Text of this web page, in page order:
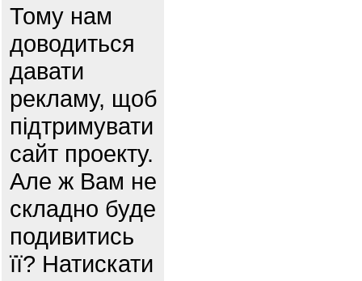
Тому нам
доводиться
давати
рекламу, щоб
підтримувати
сайт проекту.
Але ж Вам не
складно буде
подивитись
її? Натискати